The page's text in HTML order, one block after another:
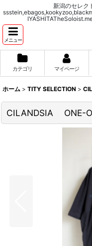
新潟のセレク
メニュー
カテゴリ マイページ
ホーム > TITY SELECTION >
CILANDSIA ONE-